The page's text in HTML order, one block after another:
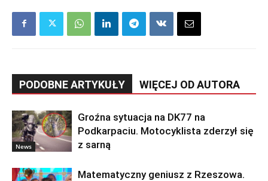
PODOBNE ARTYKUŁY WIĘCEJ OD AUTORA
News
Groźna sytuacja na DK77 na
Podkarpaciu. Motocyklista zderzył się
z sarną
Matematyczny geniusz z Rzeszowa.